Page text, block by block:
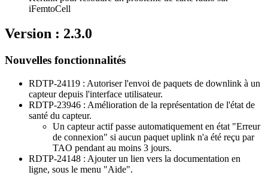
iFemtoCell
Version : 2.3.0
Nouvelles fonctionnalités
RDTP-24119 : Autoriser l'envoi de paquets de downlink à un
capteur depuis l'interface utilisateur.
RDTP-23946 : Amélioration de la représentation de l'état de
santé du capteur.
Un capteur actif passe automatiquement en état "Erreur
de connexion" si aucun paquet uplink n'a été reçu par
TAO pendant au moins 3 jours.
RDTP-24148 : Ajouter un lien vers la documentation en
ligne, sous le menu "Aide".